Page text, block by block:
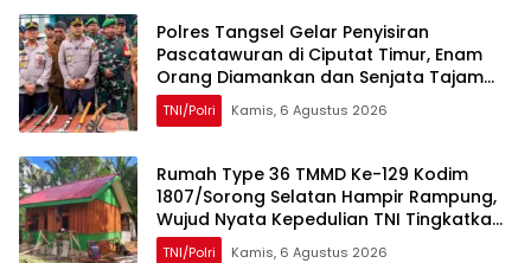
Polres Tangsel Gelar Penyisiran
Pascatawuran di Ciputat Timur, Enam
Orang Diamankan dan Senjata Tajam
Disita
TNI/Polri Kamis, 6 Agustus 2026
Rumah Type 36 TMMD Ke-129 Kodim
1807/Sorong Selatan Hampir Rampung,
Wujud Nyata Kepedulian TNI Tingkatkan
Kesejahteraan Warga
TNI/Polri Kamis, 6 Agustus 2026